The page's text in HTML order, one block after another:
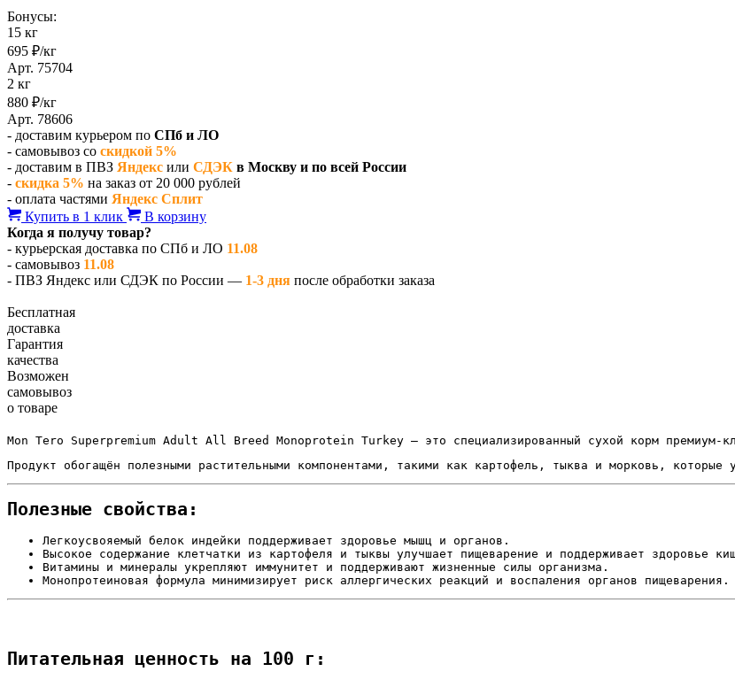
Бонусы:
15 кг
695 ₽/кг
Арт. 75704
2 кг
880 ₽/кг
Арт. 78606
- доставим курьером по СПб и ЛО
- самовывоз со скидкой 5%
- доставим в ПВЗ Яндекс или СДЭК в Москву и по всей России
- скидка 5% на заказ от 20 000 рублей
- оплата частями Яндекс Сплит
Купить в 1 клик
В корзину
Когда я получу товар?
- курьерская доставка по СПб и ЛО 11.08
- самовывоз 11.08
- ПВЗ Яндекс или СДЭК по России — 1-3 дня после обработки заказа
Бесплатная
доставка
Гарантия
качества
Возможен
самовывоз
о товаре
Mon Tero Superpremium Adult All Breed Monoprotein Turkey — это специализированный сухой корм премиум-
Продукт обогащён полезными растительными компонентами, такими как картофель, тыква и морковь,
Полезные свойства:
Легкоусвояемый белок индейки поддерживает здоровье мышц и органов.
Высокое содержание клетчатки из картофеля и тыквы улучшает пищеварение и поддерживает здоровье
Витамины и минералы укрепляют иммунитет и поддерживают жизненные силы организма.
Монопротеиновая формула минимизирует риск аллергических реакций и воспаления органов пищеварения.
Питательная ценность на 100 г: